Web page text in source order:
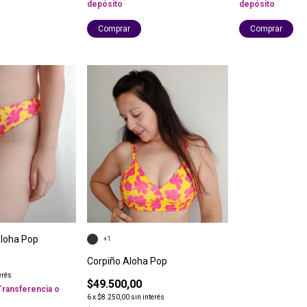
depósito
Comprar
depósito
Comprar
Pop
o
Corpiño Aloha Pop
$49.500,00
6 x$8.250,00 sin interés
+1